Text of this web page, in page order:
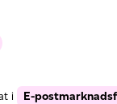
i E-